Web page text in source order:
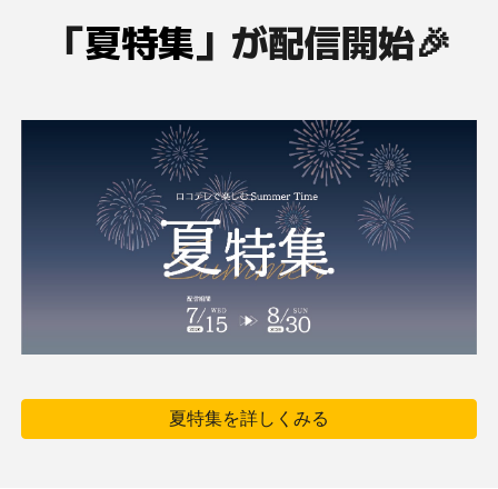
「夏特集 」が配信開始🎉
夏特集を詳しくみる